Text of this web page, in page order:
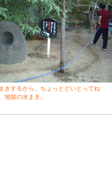
まきするから、ちょっとどいとってね
地獄の水まき。